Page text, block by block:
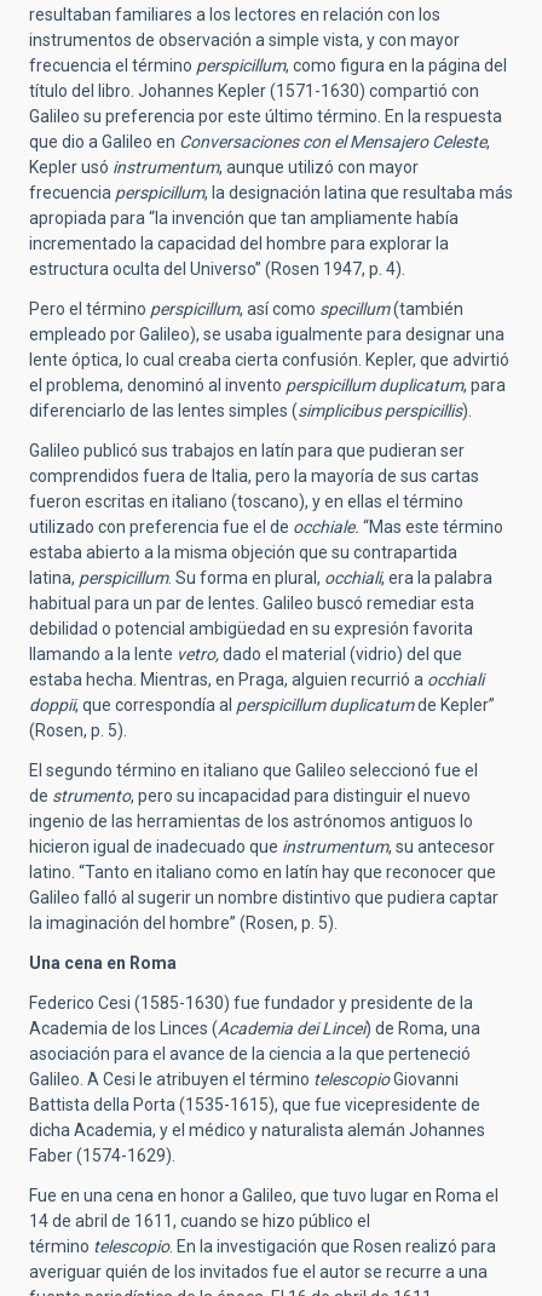
resultaban familiares a los lectores en relación con los
instrumentos de observación a simple vista, y con mayor
frecuencia el término perspicillum, como figura en la página del
título del libro. Johannes Kepler (1571-1630) compartió con
Galileo su preferencia por este último término. En la respuesta
que dio a Galileo en Conversaciones con el Mensajero Celeste,
Kepler usó instrumentum, aunque utilizó con mayor
frecuencia perspicillum, la designación latina que resultaba más
apropiada para “la invención que tan ampliamente había
incrementado la capacidad del hombre para explorar la
estructura oculta del Universo” (Rosen 1947, p. 4).
Pero el término perspicillum, así como specillum(también
empleado por Galileo), se usaba igualmente para designar una
lente óptica, lo cual creaba cierta confusión. Kepler, que advirtió
el problema, denominó al invento perspicillum duplicatum, para
diferenciarlo de las lentes simples (simplicibus perspicillis).
Galileo publicó sus trabajos en latín para que pudieran ser
comprendidos fuera de Italia, pero la mayoría de sus cartas
fueron escritas en italiano (toscano), y en ellas el término
utilizado con preferencia fue el de occhiale. “Mas este término
estaba abierto a la misma objeción que su contrapartida
latina, perspicillum. Su forma en plural, occhiali, era la palabra
habitual para un par de lentes. Galileo buscó remediar esta
debilidad o potencial ambigüedad en su expresión favorita
llamando a la lente vetro,dado el material (vidrio) del que
estaba hecha. Mientras, en Praga, alguien recurrió a occhiali
doppii, que correspondía al perspicillum duplicatumde Kepler”
(Rosen, p. 5).
El segundo término en italiano que Galileo seleccionó fue el
de strumento, pero su incapacidad para distinguir el nuevo
ingenio de las herramientas de los astrónomos antiguos lo
hicieron igual de inadecuado que instrumentum, su antecesor
latino. “Tanto en italiano como en latín hay que reconocer que
Galileo falló al sugerir un nombre distintivo que pudiera captar
la imaginación del hombre” (Rosen, p. 5).
Una cena en Roma
Federico Cesi (1585-1630) fue fundador y presidente de la
Academia de los Linces (Academia dei Lincei) de Roma, una
asociación para el avance de la ciencia a la que perteneció
Galileo. A Cesi le atribuyen el término telescopioGiovanni
Battista della Porta (1535-1615), que fue vicepresidente de
dicha Academia, y el médico y naturalista alemán Johannes
Faber (1574-1629).
Fue en una cena en honor a Galileo, que tuvo lugar en Roma el
14 de abril de 1611, cuando se hizo público el
término telescopio. En la investigación que Rosen realizó para
averiguar quién de los invitados fue el autor se recurre a una